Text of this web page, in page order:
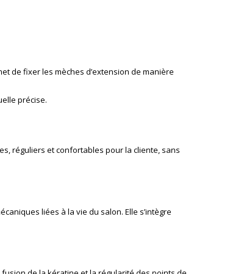
de fixer les mèches d’extension de manière
précise.
réguliers et confortables pour la cliente, sans
liées à la vie du salon. Elle s’intègre